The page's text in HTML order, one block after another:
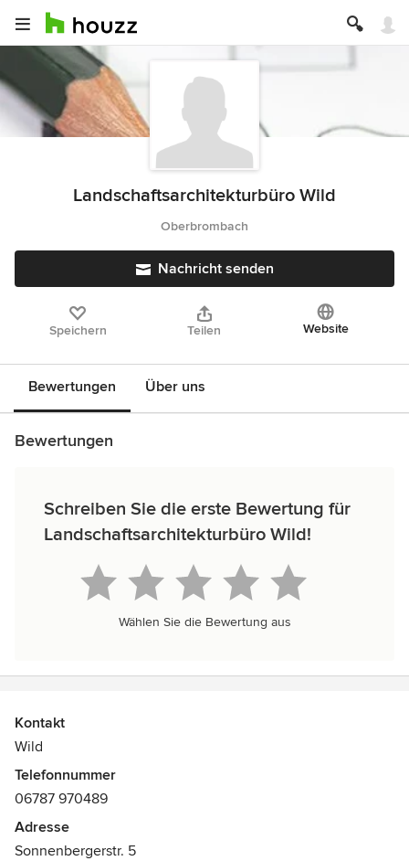
Landschaftsarchitekturbüro Wild
Oberbrombach
Nachricht senden
Speichern Teilen Website
Bewertungen Über uns
Bewertungen
Schreiben Sie die erste Bewertung für
Landschaftsarchitekturbüro Wild!
Wählen Sie die Bewertung aus
Kontakt
Wild
Telefonnummer
06787 970489
Adresse
Sonnenbergerstr. 5